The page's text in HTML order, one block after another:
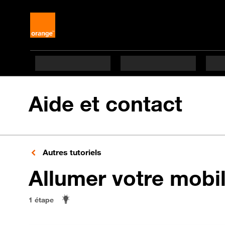
Aide et contact
Autres tutoriels
Allumer votre
1 étape